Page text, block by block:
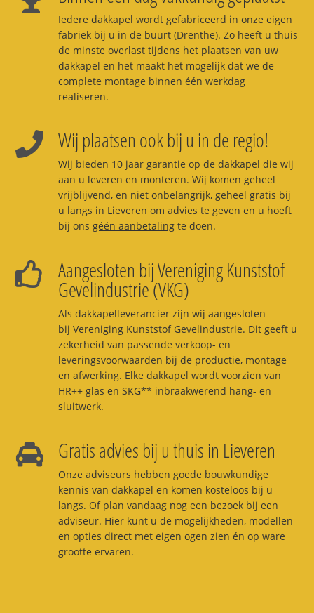
Iedere dakkapel wordt gefabriceerd in onze eigen
fabriek bij u in de buurt (Drenthe). Zo heeft u thuis
de minste overlast tijdens het plaatsen van uw
dakkapel en het maakt het mogelijk dat we de
complete montage binnen één werkdag
realiseren.
Wij plaatsen ook bij u in de regio!
Wij bieden 10 jaar garantie op de dakkapel die wij
aan u leveren en monteren. Wij komen geheel
vrijblijvend, en niet onbelangrijk, geheel gratis bij
u langs in Lieveren om advies te geven en u hoeft
bij ons géén aanbetalingte doen.
Aangesloten bij Vereniging Kunststof
Gevelindustrie (VKG)
Als dakkapelleverancier zijn wij aangesloten
bij Vereniging Kunststof Gevelindustrie. Dit geeft u
zekerheid van passende verkoop- en
leveringsvoorwaarden bij de productie, montage
en afwerking. Elke dakkapel wordt voorzien van
HR++ glas en SKG** inbraakwerend hang- en
sluitwerk.
Gratis advies bij u thuis in Lieveren
Onze adviseurs hebben goede bouwkundige
kennis van dakkapel en komen kosteloos bij u
langs. Of plan vandaag nog een bezoek bij een
adviseur. Hier kunt u de mogelijkheden, modellen
en opties direct met eigen ogen zien én op ware
grootte ervaren.